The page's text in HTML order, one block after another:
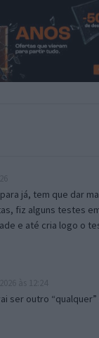
já, tem que dar
fiz alguns testes
e até cria logo o
ser outro